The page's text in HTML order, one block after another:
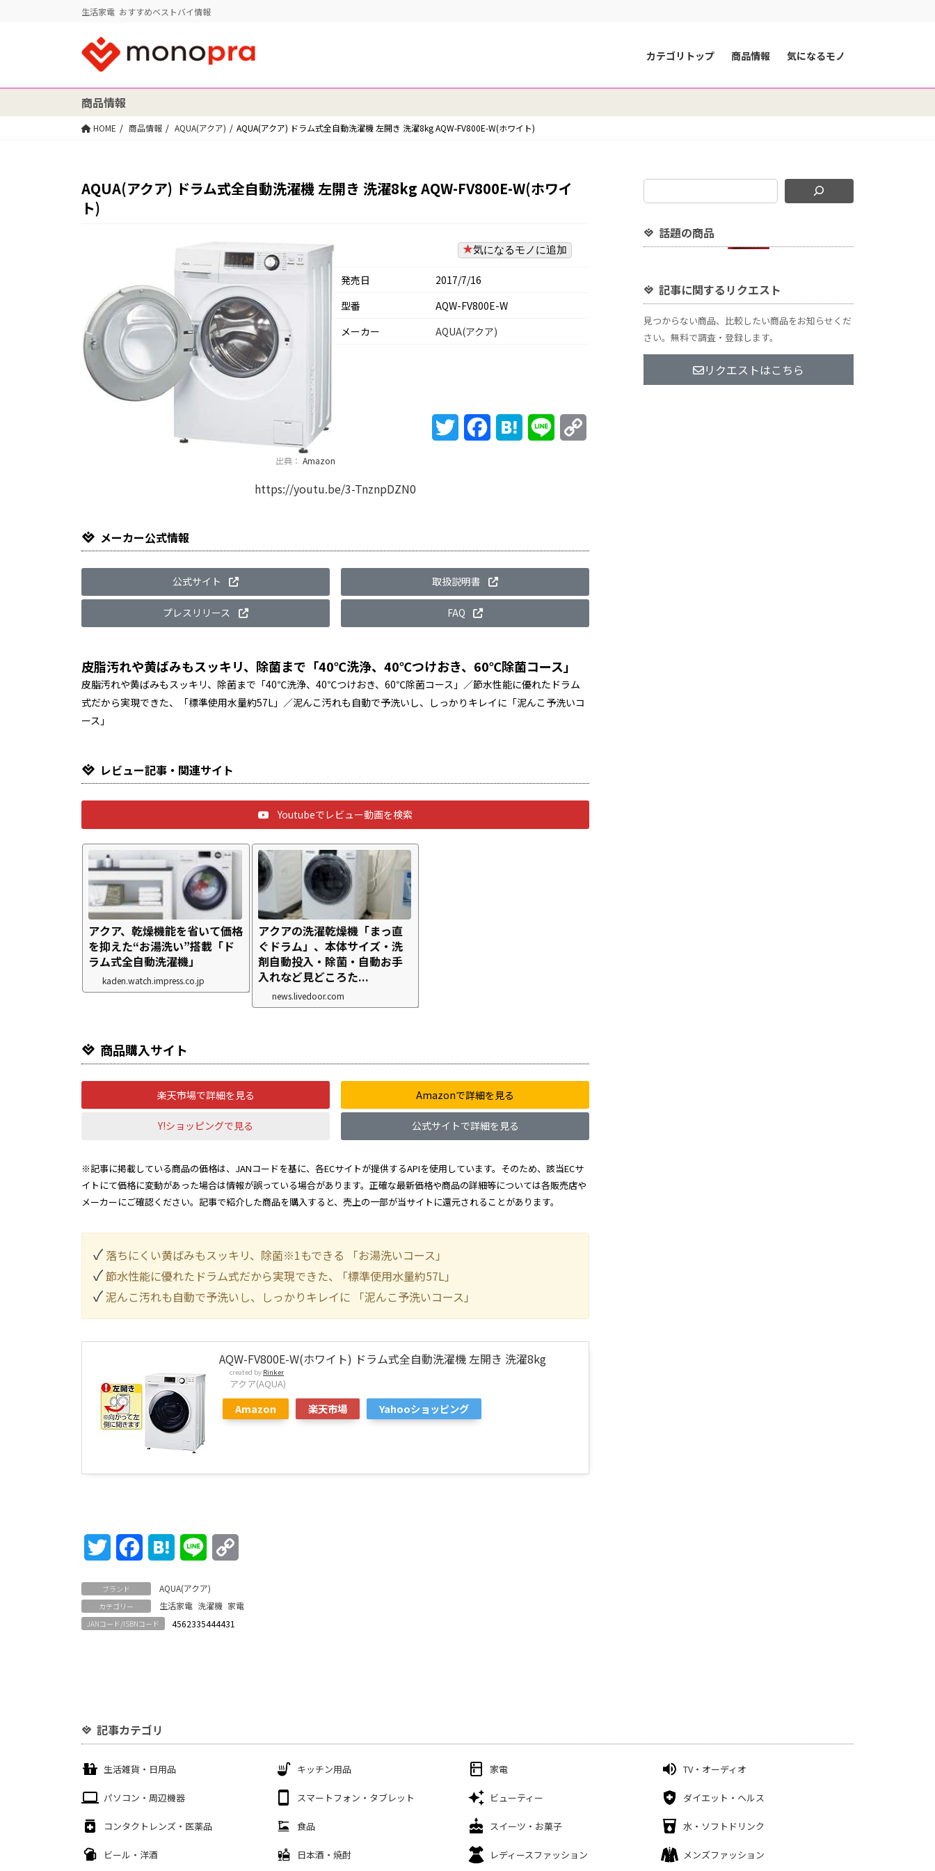
生活家電 おすすめベストバイ情報
カテゴリトップ 商品情報 気になるモノ
商品情報
HOME 商品情報 AQUA(アクア) AQUA(アクア) ドラム式全自動洗濯機 左開き 洗濯8kg AQW-FV800E-W(ホワイト)
AQUA(アクア) ドラム式全自動洗濯機 左開き 洗濯8kg AQW-FV800E-W(ホワイ
ト)
出典： Amazon
気になるモノに追加
発売日
2017/7/16
型番
AQW-FV800E-W
メーカー
AQUA(アクア)
Twitter FacebookHatena Line
https://youtu.be/3-TnznpDZN0
メーカー公式情報
公式サイト 取扱説明書
プレスリリース FAQ
皮脂汚れや黄ばみもスッキリ、除菌まで「40℃洗浄、40℃つけおき、60℃除菌コース」
皮脂汚れや黄ばみもスッキリ、除菌まで「40℃洗浄、40℃つけおき、60℃除菌コース」／節水性能に優れたドラム
式だから実現できた、「標準使用水量約57L」／泥んこ汚れも自動で予洗いし、しっかりキレイに「泥んこ予洗いコ
ース」
レビュー記事・関連サイト
Youtubeでレビュー動画を検索
アクア、乾燥機能を省いて価格
を抑えた“お湯洗い”搭載「ド
ラム式全自動洗濯機」
kaden.watch.impress.co.jp
アクアの洗濯乾燥機「まっ直
ぐドラム」、本体サイズ・洗
剤自動投入・除菌・自動お手
入れなど見どころた...
news.livedoor.com
商品購入サイト
楽天市場で詳細を見る Amazonで詳細を見る
Y!ショッピングで見る 公式サイトで詳細を見る
※記事に掲載している商品の価格は、JANコードを基に、各ECサイトが提供するAPIを使用しています。そのため、該当ECサ
イトにて価格に変動があった場合は情報が誤っている場合があります。正確な最新価格や商品の詳細等については各販売店や
メーカーにご確認ください。記事で紹介した商品を購入すると、売上の一部が当サイトに還元されることがあります。
落ちにくい黄ばみもスッキリ、除菌※1もできる 「お湯洗いコース」
節水性能に優れたドラム式だから実現できた、 ｢標準使用水量約57L｣
泥んこ汚れも自動で予洗いし、しっかりキレイに 「泥んこ予洗いコース」
AQW-FV800E-W(ホワイト) ドラム式全自動洗濯機 左開き 洗濯8kg
created by Rinker
アクア(AQUA)
Amazon 楽天市場 Yahooショッピング
Twitter FacebookHatena Line
ブランド AQUA(アクア)
カテゴリー 生活家電 洗濯機 家電
JANコード/ISBNコード 4562335444431
話題の商品
記事に関するリクエスト
見つからない商品、比較したい商品をお知らせくだ
さい。無料で調査・登録します。
リクエストはこちら
記事カテゴリ
生活雑貨・日用品 キッチン用品 家電 TV・オーディオ
パソコン・周辺機器 スマートフォン・タブレット ビューティー ダイエット・ヘルス
コンタクトレンズ・医薬品 食品 スイーツ・お菓子 水・ソフトドリンク
ビール・洋酒 日本酒・焼酎 レディースファッション メンズファッション